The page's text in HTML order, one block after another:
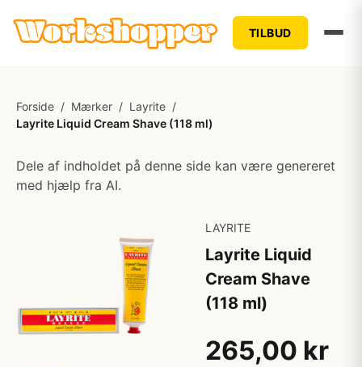
TILBUD
Forside / Mærker / Layrite /
Layrite Liquid Cream Shave (118 ml)
Dele af indholdet på denne side kan være genereret
med hjælp fra AI.
LAYRITE
Layrite Liquid
Cream Shave
(118 ml)
265,00 kr